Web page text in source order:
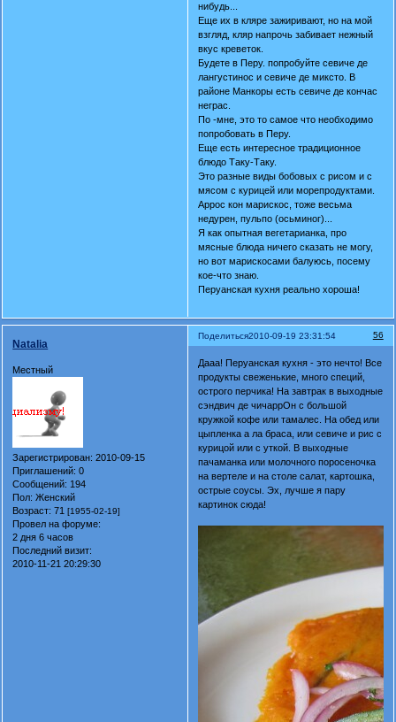
нибудь...
Еще их в кляре зажиривают, но на мой
взгляд, кляр напрочь забивает нежный
вкус креветок.
Будете в Перу. попробуйте севиче де
лангустинос и севиче де миксто. В
районе Манкоры есть севиче де кончас
неграс.
По -мне, это то самое что необходимо
попробовать в Перу.
Еще есть интересное традиционное
блюдо Таку-Таку.
Это разные виды бобовых с рисом и с
мясом с курицей или морепродуктами.
Аррос кон марискос, тоже весьма
недурен, пульпо (осьминог)...
Я как опытная вегетарианка, про
мясные блюда ничего сказать не могу,
но вот марискосами балуюсь, посему
кое-что знаю.
Перуанская кухня реально хороша!
Поделиться 56
2010-09-19 23:31:54
Natalia
Местный
Зарегистрирован: 2010-09-15
Приглашений: 0
Сообщений: 194
Пол: Женский
Возраст: 71[1955-02-19]
Провел на форуме:
2 дня 6 часов
Последний визит:
2010-11-21 20:29:30
Дааа! Перуанская кухня - это нечто! Все
продукты свеженькие, много специй,
острого перчика! На завтрак в выходные
сэндвич де чичаррОн с большой
кружкой кофе или тамалес. На обед или
цыпленка а ла браса, или севиче и рис с
курицой или с уткой. В выходные
пачаманка или молочного поросеночка
на вертеле и на столе салат, картошка,
острые соусы. Эх, лучше я пару
картинок сюда!